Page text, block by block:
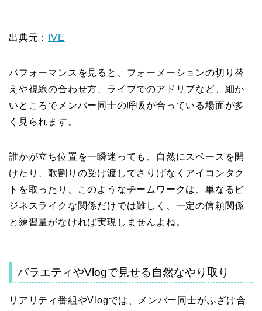
出典元： IVE
パフォーマンスを見ると、フォーメーションの切り替
えや視線の合わせ方、ライブでのアドリブなど、細か
いところでメンバー同士の呼吸が合っている場面が多
く見られます。
誰かが立ち位置を一瞬迷っても、自然にスペースを開
けたり、歌割りの受け渡しでさりげなくアイコンタク
トを取ったり、このようなチームワークは、単なるビ
ジネスライクな関係だけでは難しく、一定の信頼関係
と練習量がなければ実現しませんよね。
バラエティやVlogで見せる自然なやり取り
リアリティ番組やVlogでは、メンバー同士がふざけ合